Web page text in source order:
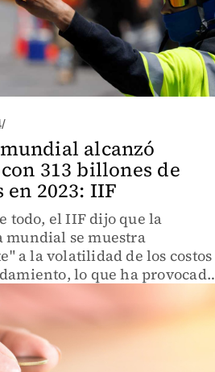
alcanzó
313 billones de
en 2023: IIF
todo, el IIF dijo que la
mundial se muestra
a la volatilidad de los costos
lo que ha provocado
de la confianza de los